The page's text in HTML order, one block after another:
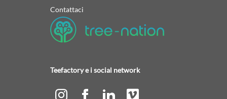
Contattaci
Teefactory e i social network